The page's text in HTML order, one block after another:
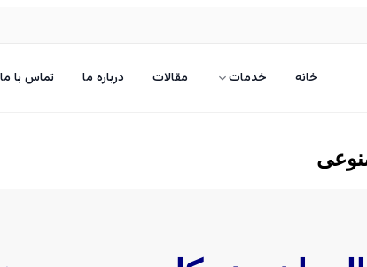
خانه خدمات مقالات درباره ما تماس با ما